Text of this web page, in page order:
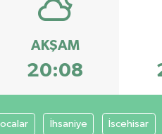
AKŞAM
20:08
İhsaniye İscehisar